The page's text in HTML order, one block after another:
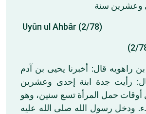
وعشرين سنة
Uyûn ul Ahbâr (2/78)
راهويه قال: أخبرنا يحيى بن آدم
رأيت جدة ابنة إحدى وعشرين
أوقات حمل المرأة تسع سنين، وهو
ودخل رسول الله صلى الله عليه